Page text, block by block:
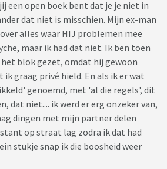
is het mijn schuld. Dat realiseer ik
Teveel. Ik heb uiteraard wederom
ik een vreselijke fout heb gemaakt.
zal delen.
nieuw ging het redelijk. Was ook wel
ongemakkelijk. Omdat
en het dus tegenviel voor zoon.
Dat was even niet vertrouwd.
óók wellicht voir n ander. En van
dat zij t allemaal kan en
een open boek bent dat je je niet in
dat niet is misschien. Mijn ex-man
alles waar HIJ problemen mee
maar ik had dat niet. Ik ben toen
blok gezet, omdat hij gewoon
graag privé hield. En als ik er wat
genoemd, met 'al die regels', dit
dat niet.... ik werd er erg onzeker van,
dingen met mijn partner delen
op straat lag zodra ik dat had
stukje snap ik die boosheid weer